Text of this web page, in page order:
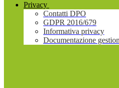
Privacy
Contatti DPO
GDPR 2016/679
Informativa privacy
Documentazione